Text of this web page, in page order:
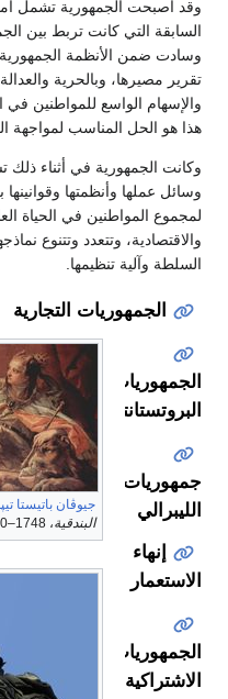
وقد أصبحت الجمهورية تشمل أمماً
السابقة التي كانت تربط بين
وسادت ضمن الأنظمة
تقرير مصيرها، وبالحرية
والإسهام الواسع للمواطنين في
هذا هو الحل المناسب لمواجهة
وكانت الجمهورية في أثناء ذلك
وسائل عملها وأنظمتها
لمجموع المواطنين في الحياة
والاقتصادية، وتتعدد وتتنوع
السلطة وآلية تنظيمها.
الجمهوريات التجارية
جيوڤان باتيستا
البندقية، 1748–50. هذه اللوحة هي رموز جمهورية البندقية.
الجمهوريات
البروتستانتية
جمهوريات
الليبرالي
إنهاء
الاستعمار
الجمهوريات
الاشتراكية